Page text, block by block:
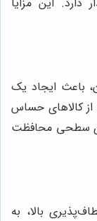
باعث ایجاد یک
کالاهای حساس
سطحی محافظت
بالا، به